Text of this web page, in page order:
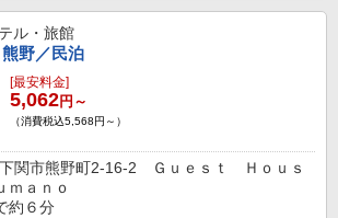
ル・旅館
野／民泊
[最安料金]
5,062円～
（消費税込5,568円～）
関市熊野町2-16-2 Ｇｕｅｓｔ Ｈｏｕｓ
ａｎｏ
約６分